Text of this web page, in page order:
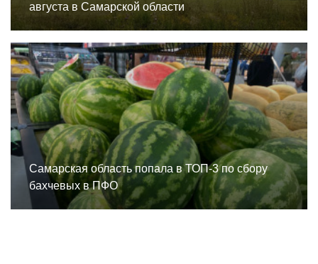
августа в Самарской области
Самарская область попала в ТОП-3 по сбору
бахчевых в ПФО